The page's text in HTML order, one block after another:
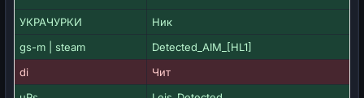
УКРАЧУРКИ
Ник
gs-m | steam
Detected_AIM_[HL1]
di
Чит